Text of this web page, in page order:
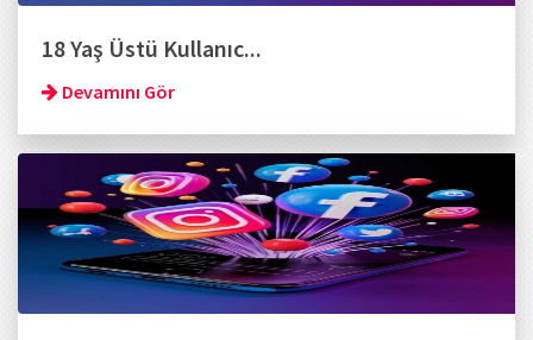
18 Yaş Üstü Kullanıc...
Devamını Gör